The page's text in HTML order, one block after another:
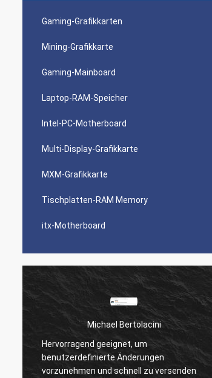
Gaming-Grafikkarten
Mining-Grafikkarte
Gaming-Mainboard
Laptop-RAM-Speicher
Intel-PC-Motherboard
Multi-Display-Grafikkarte
MXM-Grafikkarte
Tischplatten-RAM Memory
itx-Motherboard
Michael Bertolacini
Hervorragend geeignet, um
benutzerdefinierte Änderungen
vorzunehmen und schnell zu versenden